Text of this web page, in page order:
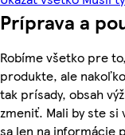
Príprava a
Robíme všetko pre
produkte, ale
tak prísady, obsah
zmeniť. Mali by ste
sa len na informácie